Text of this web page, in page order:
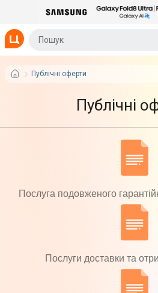
Публічні оферти
Публічні
Послуга подовженого
Послуги доставки та